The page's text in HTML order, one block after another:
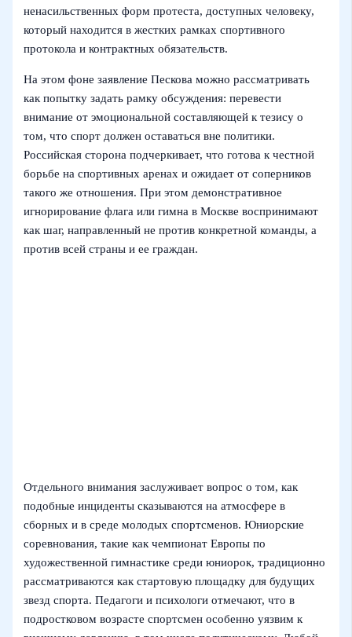
ненасильственных форм протеста, доступных человеку,
который находится в жестких рамках спортивного
протокола и контрактных обязательств.
На этом фоне заявление Пескова можно рассматривать
как попытку задать рамку обсуждения: перевести
внимание от эмоциональной составляющей к тезису о
том, что спорт должен оставаться вне политики.
Российская сторона подчеркивает, что готова к честной
борьбе на спортивных аренах и ожидает от соперников
такого же отношения. При этом демонстративное
игнорирование флага или гимна в Москве воспринимают
как шаг, направленный не против конкретной команды, а
против всей страны и ее граждан.
Отдельного внимания заслуживает вопрос о том, как
подобные инциденты сказываются на атмосфере в
сборных и в среде молодых спортсменов. Юниорские
соревнования, такие как чемпионат Европы по
художественной гимнастике среди юниорок, традиционно
рассматриваются как стартовую площадку для будущих
звезд спорта. Педагоги и психологи отмечают, что в
подростковом возрасте спортсмен особенно уязвим к